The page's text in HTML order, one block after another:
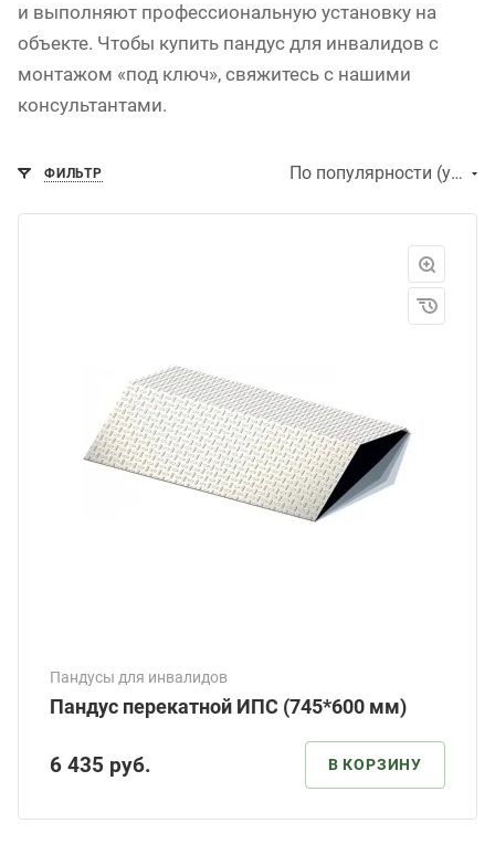
и выполняют профессиональную установку на
объекте. Чтобы купить пандус для инвалидов с
монтажом «под ключ», свяжитесь с нашими
консультантами.
ФИЛЬТР По популярности (убывание)
Пандусы для инвалидов
Пандус перекатной ИПС (745*600 мм)
6 435 руб. В КОРЗИНУ